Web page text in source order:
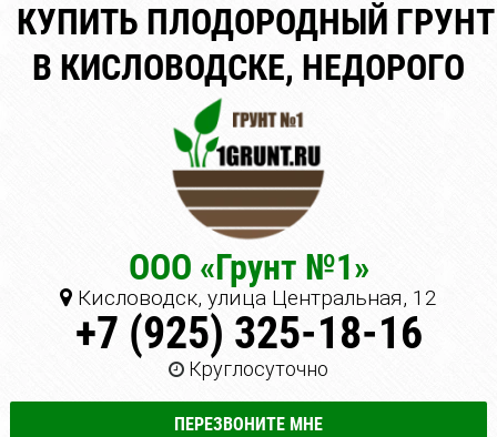
КУПИТЬ ПЛОДОРОДНЫЙ ГРУНТ
В КИСЛОВОДСКЕ, НЕДОРОГО
ООО «Грунт №1»
Кисловодск, улица Центральная, 12
+7 (925) 325-18-16
Круглосуточно
ПЕРЕЗВОНИТЕ МНЕ